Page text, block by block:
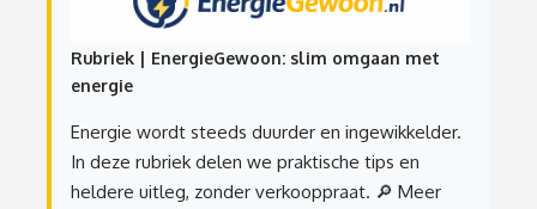
Rubriek | EnergieGewoon: slim omgaan met
energie
Energie wordt steeds duurder en ingewikkelder.
In deze rubriek delen we praktische tips en
heldere uitleg, zonder verkooppraat. 🔎 Meer